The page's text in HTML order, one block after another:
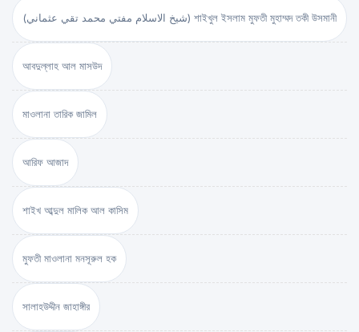
(شيخ الاسلام مفتي محمد تقي عثماني) শাইখুল ইসলাম মুফতী মুহাম্মদ তকী উসমানী
আবদুল্লাহ আল মাসউদ
মাওলানা তারিক জামিল
আরিফ আজাদ
শাইখ আব্দুল মালিক আল কাসিম
মুফতী মাওলানা মনসূরুল হক
সালাহউদ্দীন জাহাঙ্গীর